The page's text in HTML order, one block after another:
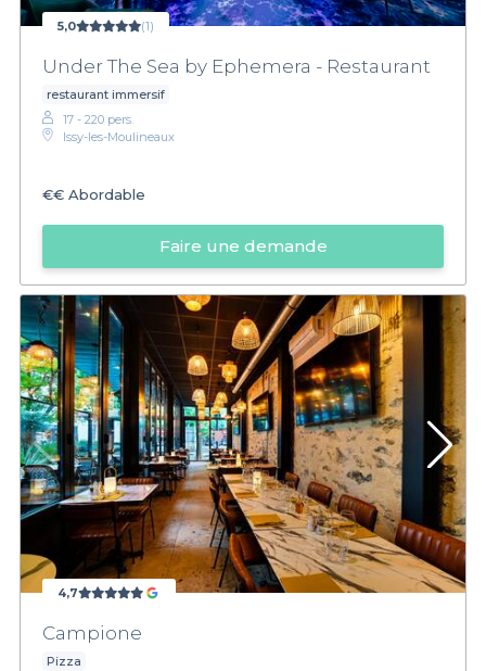
5,0 (1)
Under The Sea by Ephemera - Restaurant
restaurant immersif
17 - 220 pers.
Issy-les-Moulineaux
€€ Abordable
Faire une demande
4,7
Campione
Pizza